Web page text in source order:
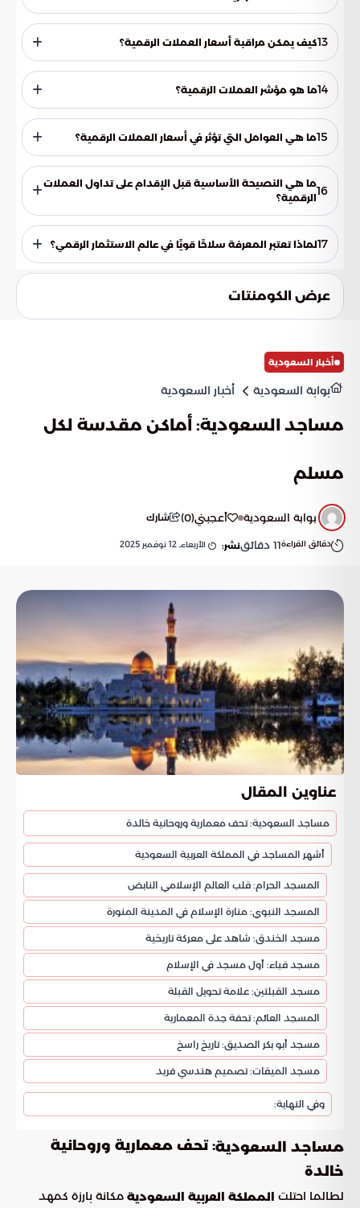
تداول العملات الرقمية في المنصات اللامركزية يحمل مخاطر عالية،
بما في ذلك القرصنة أو اختفاء الأموال، إذا لم يتم التعامل مع
منصات آمنة وموثوقة.
13كيف يمكن مراقبة أسعار العملات الرقمية؟
تتم مراقبة الأسعار من خلال منصات مؤشر العملات الرقمية، التي
تعرض التغيرات في المؤشر لحظة بلحظة.14ما هو مؤشر العملات الرقمية؟
هو موقع أو منصة إلكترونية تعرض التغير في أسعار العملات
الرقمية ورأس مالها بشكل لحظي.15ما هي العوامل التي تؤثر في أسعار العملات الرقمية؟
تتغير أسعار العملات الرقمية وفقًا للمتغيرات الخارجية وحركة البيع
والشراء، كغيرها من الاستثمارات.
16ما هي النصيحة الأساسية قبل الإقدام على تداول العملات
الرقمية؟
يجب الحذر واختيار المنصات الموثوقة لتجنب عمليات النصب
والاحتيال قبل الإقدام على أي عملية تداول.17لماذا تعتبر المعرفة سلاحًا قويًا في عالم الاستثمار الرقمي؟
لأن المعرفة تساعد على اتخاذ قرارات مستنيرة وتجنب المخاطر
عرض الكومنتات
أخبار السعودية
بوابة السعودية أخبار السعودية
مساجد السعودية: أماكن مقدسة لكل
مسلم
بوابة السعودية أعجبني(
0
) شارك
دقائق القراءة11 دقائقنشر: الأربعاء, 12 نوفمبر 2025
عناوين المقال
مساجد السعودية: تحف معمارية وروحانية خالدة
أشهر المساجد في المملكة العربية السعودية
المسجد الحرام: قلب العالم الإسلامي النابض
المسجد النبوي: منارة الإسلام في المدينة المنورة
مسجد الخندق: شاهد على معركة تاريخية
مسجد قباء: أول مسجد في الإسلام
مسجد القبلتين: علامة تحويل القبلة
المسجد العائم: تحفة جدة المعمارية
مسجد أبو بكر الصديق: تاريخ راسخ
مسجد الميقات: تصميم هندسي فريد
وفي النهاية:
مساجد السعودية: تحف معمارية وروحانية
خالدة
لطالما احتلت المملكة العربية السعودية مكانة بارزة كمهد